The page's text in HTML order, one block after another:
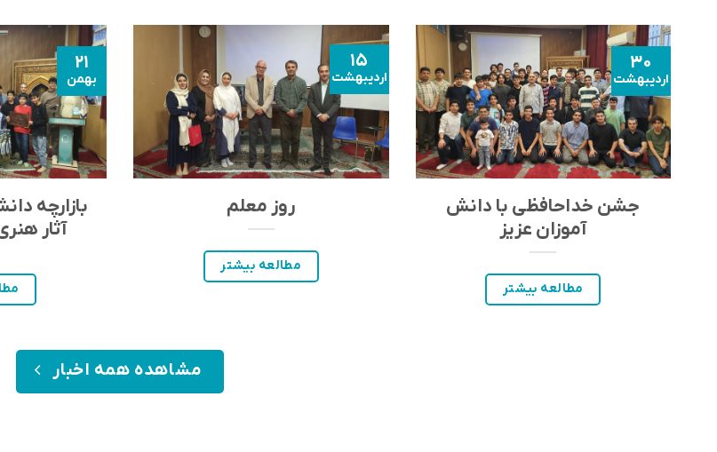
جشن خداحافظی با دانش
آموزان عزیز
مطالعه بیشتر
۳۰
اردیبهشت
روز معلم
مطالعه بیشتر
۱۵
اردیبهشت
بازارچه
آثار
۲۱
بهمن
مشاهده همه اخبار